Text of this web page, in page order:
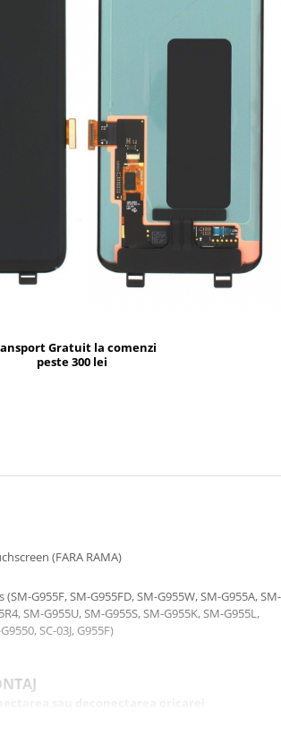
Gratuit la comenzi
peste 300 lei
(FARA RAMA)
(SM-G955F, SM-G955FD, SM-G955W, SM-G955A, SM-
SM-G955U, SM-G955S, SM-G955K, SM-G955L,
SC-03J, G955F)
fara a indeparta foliile de protectie, sigiliile sau